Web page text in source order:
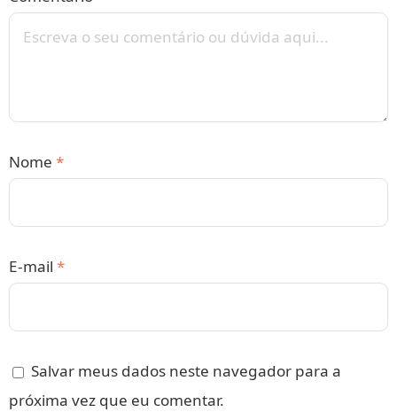
Nome *
E-mail *
Salvar meus dados neste navegador para a
próxima vez que eu comentar.